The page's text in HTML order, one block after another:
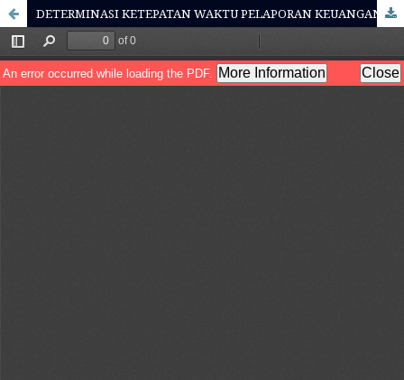
DETERMINASI KETEPATAN WAKTU PELAPORAN KEUANGAN PADA PERUSAHAAN SEKTOR PERBANKAN